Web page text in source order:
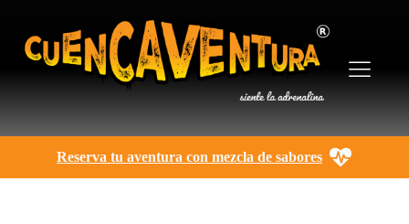
Reserva tu aventura con mezcla de sabores